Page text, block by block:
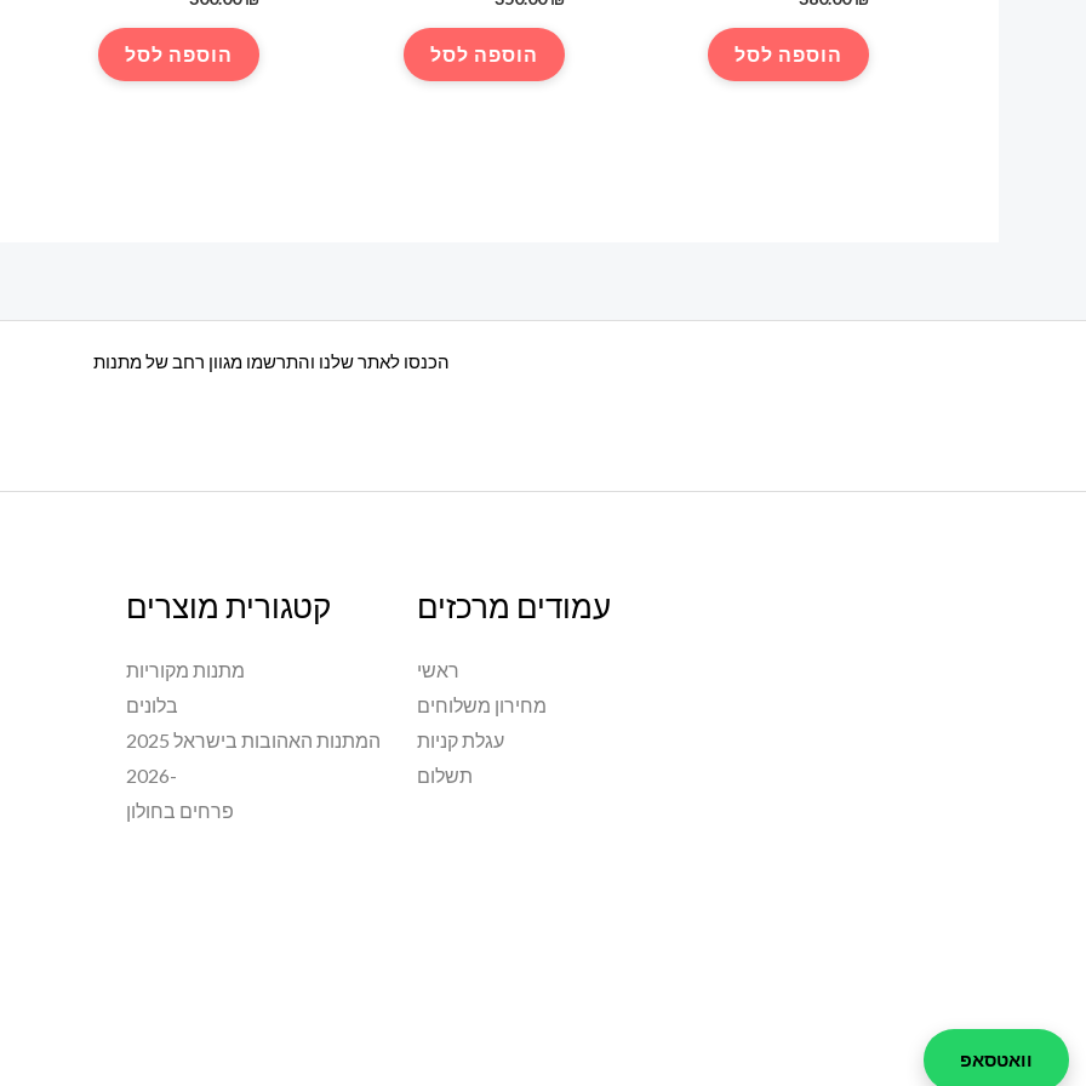
הוספה לסל הוספה לסל הוספה לסל
הכנסו לאתר שלנו והתרשמו מגוון רחב של מתנות
עמודים מרכזים
ראשי
מחירון משלוחים
עגלת קניות
תשלום
קטגורית מוצרים
מתנות מקוריות
בלונים
המתנות האהובות בישראל 2025
-2026
פרחים בחולון
וואטסאפ